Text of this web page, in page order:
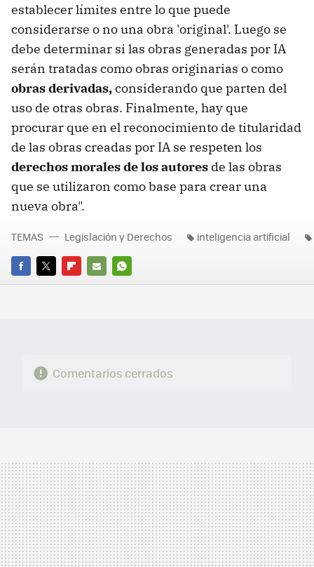
establecer límites entre lo que puede
considerarse o no una obra 'original'. Luego se
debe determinar si las obras generadas por IA
serán tratadas como obras originarias o como
obras derivadas,considerando que parten del
uso de otras obras. Finalmente, hay que
procurar que en el reconocimiento de titularidad
de las obras creadas por IA se respeten los
derechos morales de los autores de las obras
que se utilizaron como base para crear una
nueva obra".
FACEBOOK
TWITTERFLIPBOARD
E-
WHATSAPP
TEMAS Legislación y Derechos inteligencia artificial
Comentarios cerrados